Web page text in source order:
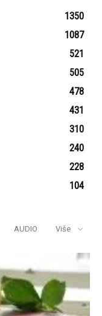
1350
1087
521
505
478
431
310
240
228
104
AUDIO Više